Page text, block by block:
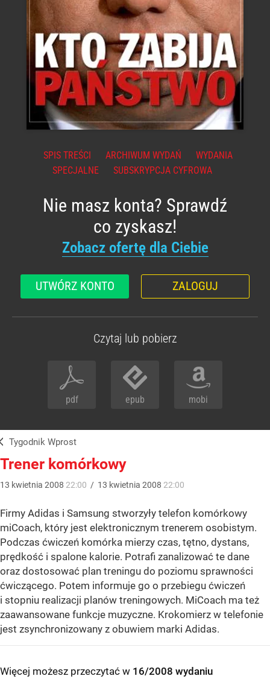
SPIS TREŚCI ARCHIWUM WYDAŃ
WYDANIA
SPECJALNE
SUBSKRYPCJA CYFROWA
Nie masz konta? Sprawdź
co zyskasz!
Zobacz ofertę dla Ciebie
UTWÓRZ KONTO ZALOGUJ
Czytaj lub pobierz
pdf epub mobi
Tygodnik Wprost
Trener komórkowy
13 kwietnia 2008 22:00 / 13 kwietnia 2008 22:00
Firmy Adidas i Samsung stworzyły telefon komórkowy
miCoach, który jest elektronicznym trenerem osobistym.
Podczas ćwiczeń komórka mierzy czas, tętno, dystans,
prędkość i spalone kalorie. Potrafi zanalizować te dane
oraz dostosować plan treningu do poziomu sprawności
ćwiczącego. Potem informuje go o przebiegu ćwiczeń
i stopniu realizacji planów treningowych. MiCoach ma też
zaawansowane funkcje muzyczne. Krokomierz w telefonie
jest zsynchronizowany z obuwiem marki Adidas.
Więcej możesz przeczytać w 16/2008 wydaniu